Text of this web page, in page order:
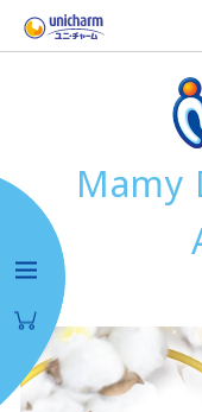
Mamy